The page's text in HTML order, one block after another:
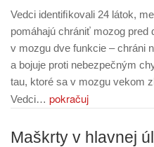
Vedci identiﬁkovali 24 látok,
pomáhajú chrániť mozog
v mozgu dve funkcie – chráni
a bojuje proti nebezpečným
tau, ktoré sa v mozgu vekom
Vedci… pokračuj
Maškrty v hlavnej